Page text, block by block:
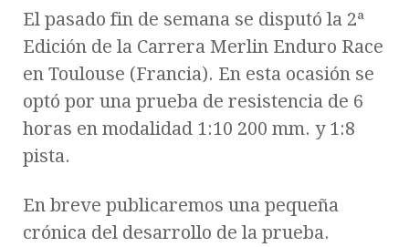
El pasado fin de semana se disputó la 2ª
Edición de la Carrera Merlin Enduro Race
en Toulouse (Francia). En esta ocasión se
optó por una prueba de resistencia de 6
horas en modalidad 1:10 200 mm. y 1:8
pista.
En breve publicaremos una pequeña
crónica del desarrollo de la prueba.